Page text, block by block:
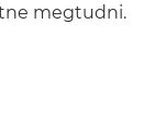
megtudni.